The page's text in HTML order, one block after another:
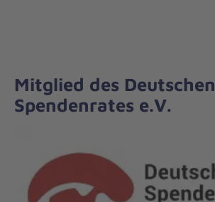
Mitglied des Deutschen
Spendenrates e.V.